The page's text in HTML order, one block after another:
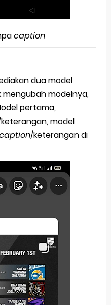
caption
dua model
modelnya,
pertama,
model
/keterangan di